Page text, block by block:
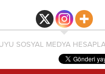
SOSYAL MEDYA